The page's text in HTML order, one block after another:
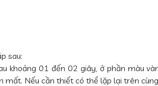
sau:
khoảng 01 đến 02 giây, ở phần màu
mất. Nếu cần thiết có thể lặp lại trên